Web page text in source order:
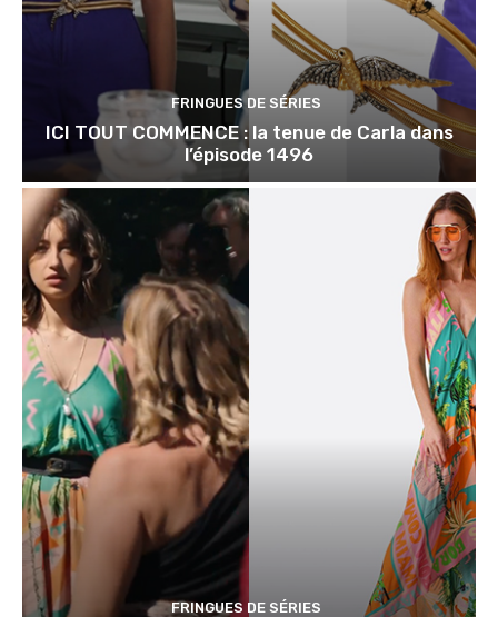
FRINGUES DE SÉRIES
ICI TOUT COMMENCE : la tenue de Carla dans
l’épisode 1496
FRINGUES DE SÉRIES